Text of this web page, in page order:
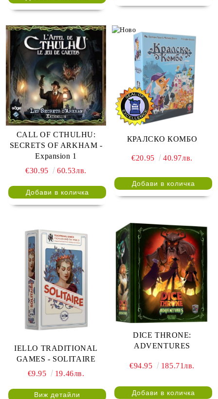
KRANG
CALL OF CTHULHU:
SECRETS OF ARKHAM -
Expansion 1
€30.95
60.53лв.
КРАЛСКО КОМБО
€20.95 40.97лв.
IELLO TRADITIONAL
GAMES - SOLITAIRE
€9.95
19.46лв.
Виж детайли
DICE THRONE:
ADVENTURES
€94.95 185.71лв.